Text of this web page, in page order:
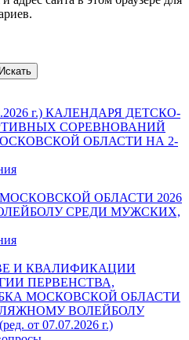
г.) КАЛЕНДАРЯ ДЕТСКО-
СОРЕВНОВАНИЙ
ОБЛАСТИ НА 2-
ОБЛАСТИ 2026
СРЕДИ МУЖСКИХ,
И КВАЛИФИКАЦИИ
ПЕРВЕНСТВА,
МОСКОВСКОЙ ОБЛАСТИ
ВОЛЕЙБОЛУ
от 07.07.2026 г.)